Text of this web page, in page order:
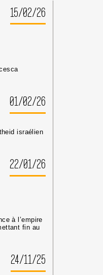
15/02/26
01/02/26
israélien
22/01/26
à l’empire
fin au
24/11/25